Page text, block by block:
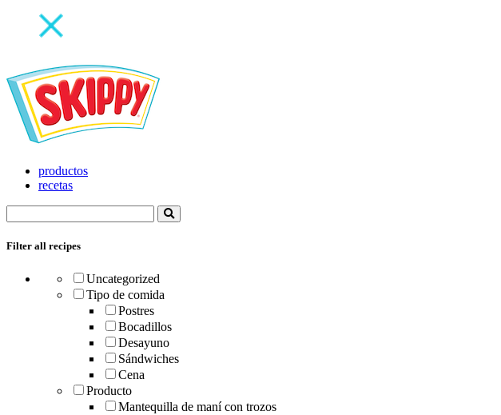
productos
recetas
Filter all recipes
Uncategorized
Tipo de comida
Postres
Bocadillos
Desayuno
Sándwiches
Cena
Producto
Mantequilla de maní con trozos